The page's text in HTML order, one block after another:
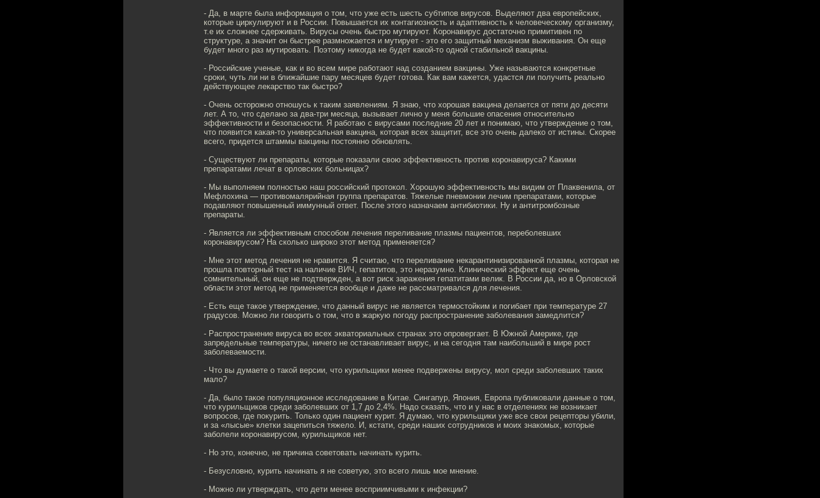
- Да, в марте была информация о том, что уже есть шесть субтипов вирусов. Выделяют два европейских,
которые циркулируют и в России. Повышается их контагиозность и адаптивность к человеческому организму,
т.е их сложнее сдерживать. Вирусы очень быстро мутируют. Коронавирус достаточно примитивен по
структуре, а значит он быстрее размножается и мутирует - это его защитный механизм выживания. Он еще
будет много раз мутировать. Поэтому никогда не будет какой-то одной стабильной вакцины.
- Российские ученые, как и во всем мире работают над созданием вакцины. Уже называются конкретные
сроки, чуть ли ни в ближайшие пару месяцев будет готова. Как вам кажется, удастся ли получить реально
действующее лекарство так быстро?
- Очень осторожно отношусь к таким заявлениям. Я знаю, что хорошая вакцина делается от пяти до десяти
лет. А то, что сделано за два-три месяца, вызывает лично у меня большие опасения относительно
эффективности и безопасности. Я работаю с вирусами последние 20 лет и понимаю, что утверждение о том,
что появится какая-то универсальная вакцина, которая всех защитит, все это очень далеко от истины. Скорее
всего, придется штаммы вакцины постоянно обновлять.
- Существуют ли препараты, которые показали свою эффективность против коронавируса? Какими
препаратами лечат в орловских больницах?
- Мы выполняем полностью наш российский протокол. Хорошую эффективность мы видим от Плаквенила, от
Мефлохина — противомалярийная группа препаратов. Тяжелые пневмонии лечим препаратами, которые
подавляют повышенный иммунный ответ. После этого назначаем антибиотики. Ну и антитромбозные
препараты.
- Является ли эффективным способом лечения переливание плазмы пациентов, переболевших
коронавирусом? На сколько широко этот метод применяется?
- Мне этот метод лечения не нравится. Я считаю, что переливание некарантинизированной плазмы, которая не
прошла повторный тест на наличие ВИЧ, гепатитов, это неразумно. Клинический эффект еще очень
сомнительный, он еще не подтвержден, а вот риск заражения гепатитами велик. В России да, но в Орловской
области этот метод не применяется вообще и даже не рассматривался для лечения.
- Есть еще такое утверждение, что данный вирус не является термостойким и погибает при температуре 27
градусов. Можно ли говорить о том, что в жаркую погоду распространение заболевания замедлится?
- Распространение вируса во всех экваториальных странах это опровергает. В Южной Америке, где
запредельные температуры, ничего не останавливает вирус, и на сегодня там наибольший в мире рост
заболеваемости.
- Что вы думаете о такой версии, что курильщики менее подвержены вирусу, мол среди заболевших таких
мало?
- Да, было такое популяционное исследование в Китае. Сингапур, Япония, Европа публиковали данные о том,
что курильщиков среди заболевших от 1,7 до 2,4%. Надо сказать, что и у нас в отделениях не возникает
вопросов, где покурить. Только один пациент курит. Я думаю, что курильщики уже все свои рецепторы убили,
и за «лысые» клетки зацепиться тяжело. И, кстати, среди наших сотрудников и моих знакомых, которые
заболели коронавирусом, курильщиков нет.
- Но это, конечно, не причина советовать начинать курить.
- Безусловно, курить начинать я не советую, это всего лишь мое мнение.
- Можно ли утверждать, что дети менее восприимчивыми к инфекции?